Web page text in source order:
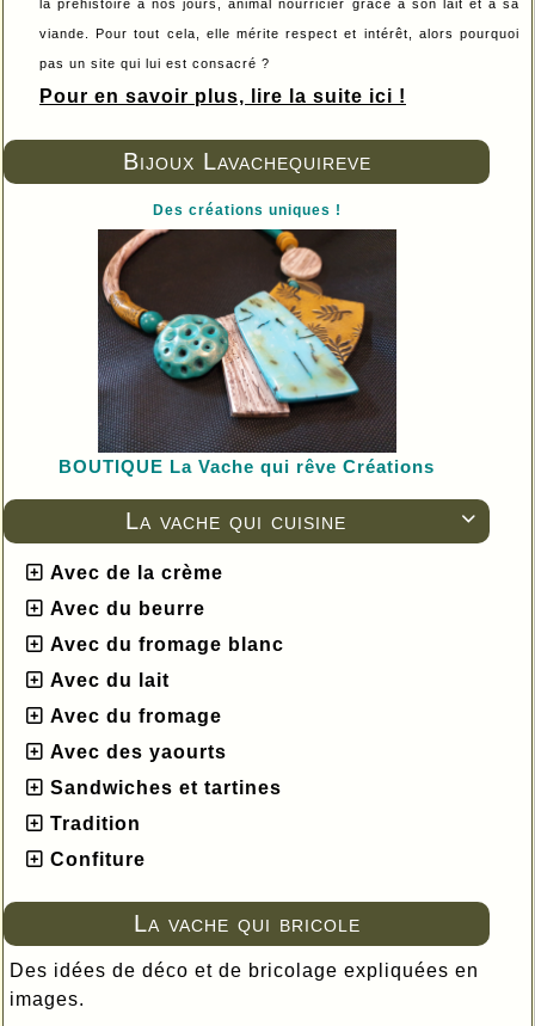
Bijoux Lavachequireve
Des créations uniques !
BOUTIQUE La Vache qui rêve Créations

La vache qui cuisine
Avec de la crème
Avec du beurre
Avec du fromage blanc
Avec du lait
Avec du fromage
Avec des yaourts
Sandwiches et tartines
Tradition
Confiture
La vache qui bricole
Des idées de déco et de bricolage expliquées en
images.
la préhistoire à nos jours, animal nourricier grâce à son lait et à sa
viande. Pour tout cela, elle mérite respect et intérêt, alors pourquoi
pas un site qui lui est consacré ?
Pour en savoir plus, lire la suite ici !